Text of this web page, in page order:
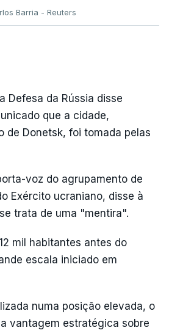
Barria - Reuters
Defesa da Rússia disse
que a cidade,
de Donetsk, foi tomada pelas
voz do agrupamento de
Exército ucraniano, disse à
trata de uma "mentira".
mil habitantes antes do
escala iniciado em
numa posição elevada, o
vantagem estratégica sobre